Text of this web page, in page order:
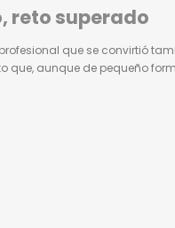
reto superado
que se convirtió
que, aunque de pequeño